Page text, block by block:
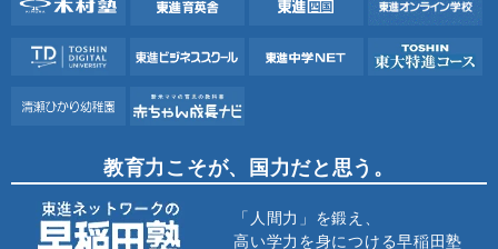
教育力こそが、国力だと思う。
「人間力」を鍛え、
高い学力を身につける早稲田塾